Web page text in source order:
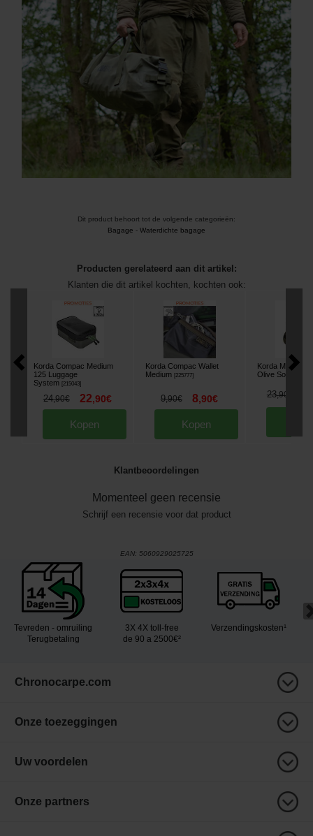
Dit product behoort tot de volgende categorieën:
Bagage - Waterdichte bagage
Producten gerelateerd aan dit artikel:
Klanten die dit artikel kochten, kochten ook:
Korda Compac Medium
125 Luggage
System [215043]
24,90€ 22,90€
Kopen
Korda Compac Wallet
Medium [225777]
9,90€ 8,90€
Kopen
Korda Merino
Olive Sokken
23,90
Klantbeoordelingen
Momenteel geen recensie
Schrijf een recensie voor dat product
EAN: 5060929025725
Tevreden - omruiling
Terugbetaling
3X 4X toll-free
de 90 a 2500€²
Verzendingskosten¹
Chronocarpe.com
Onze toezeggingen
Uw voordelen
Onze partners